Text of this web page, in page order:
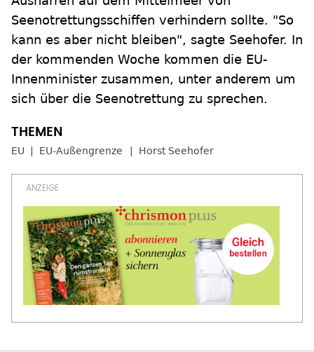
Seenotrettungsschiffen verhindern sollte. "So
kann es aber nicht bleiben", sagte Seehofer. In
der kommenden Woche kommen die EU-
Innenminister zusammen, unter anderem um
sich über die Seenotrettung zu sprechen.
EU EU-Außengrenze Horst Seehofer